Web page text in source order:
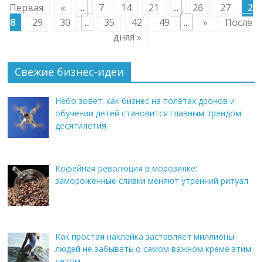
Первая
« ... 7 14 21 ... 26 27
2
8
29 30 ... 35 42 49 ... »
После
дняя »
Свежие бизнес-идеи
Небо зовёт: как бизнес на полётах дронов и
обучении детей становится главным трендом
десятилетия
Кофейная революция в морозилке:
замороженные сливки меняют утренний ритуал
Как простая наклейка заставляет миллионы
людей не забывать о самом важном креме этим